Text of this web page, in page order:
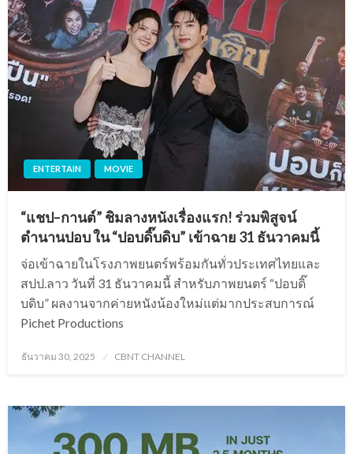
ENTERTAIN MOVIE
“แชป–กานต์” ชิมลางหนังเรื่องแรก! ร่วมพิสูจน์
ตำนานปอบ ใน “ปอบดิ๊บดิบ” เข้าฉาย 31 ธันวาคมนี้
จ่อเข้าฉายในโรงภาพยนตร์พร้อมกันทั่วประเทศไทยและ
สปป.ลาว วันที่ 31 ธันวาคมนี้ สำหรับภาพยนตร์ “ปอบดิ๊
บดิบ” ผลงานจากค่ายหนังน้องใหม่แต่มากประสบการณ์
Pichet Productions
Posted
ธันวาคม 30, 2025 CBNT CHANNEL